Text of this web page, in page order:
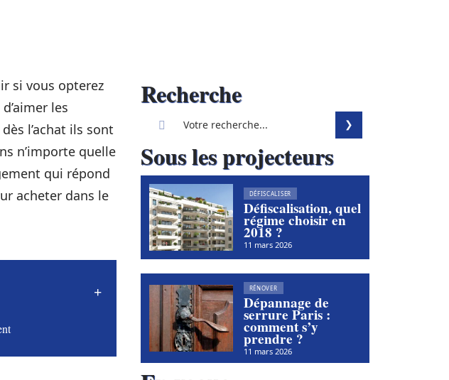
si vous opterez
les
l’achat ils sont
n’importe quelle
qui répond
acheter dans le
Recherche
Sous les projecteurs
DÉFISCALISER
Défiscalisation, quel
régime choisir en
2018 ?
11 mars 2026
RÉNOVER
Dépannage de
serrure Paris :
comment s’y
prendre ?
11 mars 2026